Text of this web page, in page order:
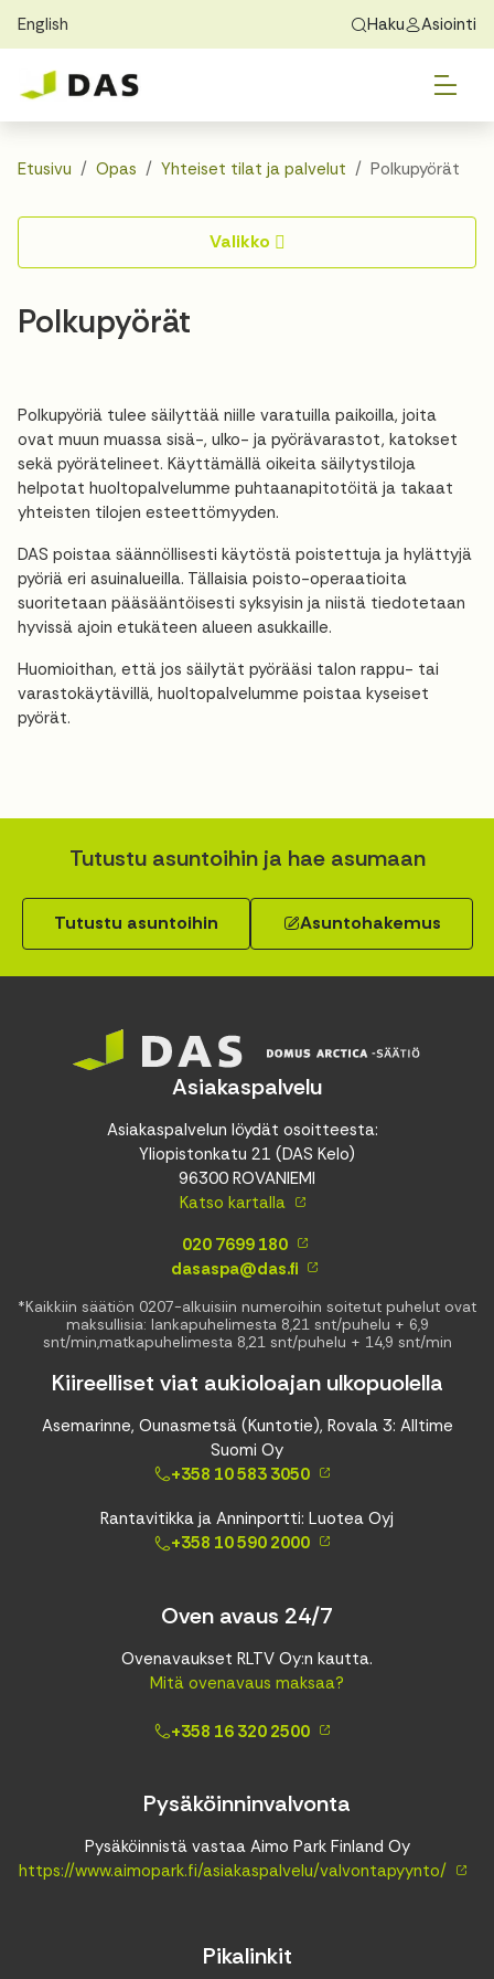
Skip to main content Skip to main navigation
English
Exchange Students
Tietoa DASista
Haku Asiointi
Löydä koti
Asuminen
Yhteystiedot
Etusivu Opas Yhteiset tilat ja palvelut Polkupyörät
Valikko
Polkupyörät
Polkupyöriä tulee säilyttää niille varatuilla paikoilla, joita
ovat muun muassa sisä-, ulko- ja pyörävarastot, katokset
sekä pyörätelineet. Käyttämällä oikeita säilytystiloja
helpotat huoltopalvelumme puhtaanapitotöitä ja takaat
yhteisten tilojen esteettömyyden.
DAS poistaa säännöllisesti käytöstä poistettuja ja hylättyjä
pyöriä eri asuinalueilla. Tällaisia poisto-operaatioita
suoritetaan pääsääntöisesti syksyisin ja niistä tiedotetaan
hyvissä ajoin etukäteen alueen asukkaille.
Huomioithan, että jos säilytät pyörääsi talon rappu- tai
varastokäytävillä, huoltopalvelumme poistaa kyseiset
pyörät.
Tutustu asuntoihin ja hae asumaan
Tutustu asuntoihin Asuntohakemus
Asiakaspalvelu
Asiakaspalvelun löydät osoitteesta:
Yliopistonkatu 21 (DAS Kelo)
96300 ROVANIEMI
Katso kartalla
020 7699 180
dasaspa@das.fi
*Kaikkiin säätiön 0207-alkuisiin numeroihin soitetut puhelut ovat
maksullisia: lankapuhelimesta 8,21 snt/puhelu + 6,9
snt/min,matkapuhelimesta 8,21 snt/puhelu + 14,9 snt/min
Kiireelliset viat aukioloajan ulkopuolella
Asemarinne, Ounasmetsä (Kuntotie), Rovala 3: Alltime
Suomi Oy
+358 10 583 3050
Rantavitikka ja Anninportti: Luotea Oyj
+358 10 590 2000
Oven avaus 24/7
Ovenavaukset RLTV Oy:n kautta.
Mitä ovenavaus maksaa?
+358 16 320 2500
Pysäköinninvalvonta
Pysäköinnistä vastaa Aimo Park Finland Oy
https://www.aimopark.fi/asiakaspalvelu/valvontapyynto/
Pikalinkit